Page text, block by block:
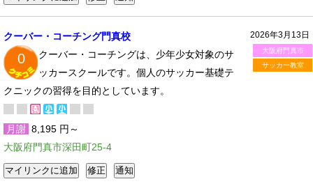
2026年3月13日
大阪府門真市
サッカー教室
クーバー・コーチング門真校
0
クーバー・コーチングは、少年少女対象のサ
ッカースクールです。個人のサッカー基礎テ
クニックの習得を目的としています。
月謝 8,195 円～
大阪府門真市深田町25-4